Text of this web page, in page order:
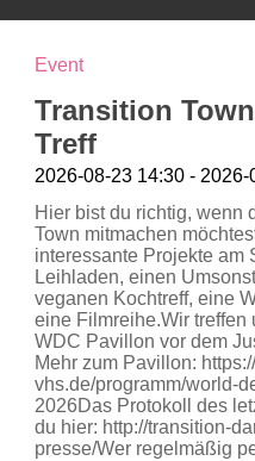
Event
Transition
Treff
2026-08-23 14:30 - 2026-
Hier bist du richtig, wenn
Town mitmachen
interessante Projekte am
Leihladen, einen
veganen Kochtreff, eine
eine Filmreihe.Wir treffen
WDC Pavillon vor dem
Mehr zum Pavillon:
vhs.de/programm/world-
2026Das Protokoll des
du hier: http://transition-
presse/Wer regelmäßig